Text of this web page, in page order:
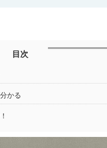
目次
かる